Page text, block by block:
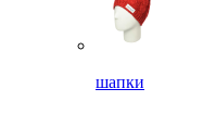
шапки